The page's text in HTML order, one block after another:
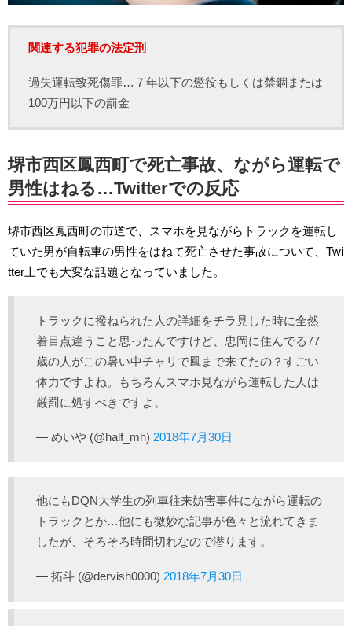
関連する犯罪の法定刑
過失運転致死傷罪…７年以下の懲役もしくは禁錮または
100万円以下の罰金
堺市西区鳳西町で死亡事故、ながら運転で
男性はねる…Twitterでの反応
堺市西区鳳西町の市道で、スマホを見ながらトラックを運転し
ていた男が自転車の男性をはねて死亡させた事故について、Twi
tter上でも大変な話題となっていました。
トラックに撥ねられた人の詳細をチラ見した時に全然
着目点違うこと思ったんですけど、忠岡に住んでる77
歳の人がこの暑い中チャリで鳳まで来てたの？すごい
体力ですよね。もちろんスマホ見ながら運転した人は
厳罰に処すべきですよ。
— めいや (@half_mh) 2018年7月30日
他にもDQN大学生の列車往来妨害事件にながら運転の
トラックとか…他にも微妙な記事が色々と流れてきま
したが、そろそろ時間切れなので潜ります。
— 拓斗 (@dervish0000) 2018年7月30日